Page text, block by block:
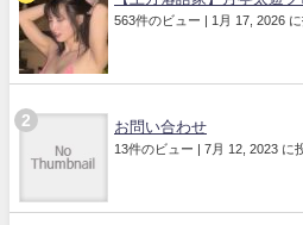
563件のビュー | 1月 17, 2026
お問い合わせ
13件のビュー | 7月 12, 2023 に